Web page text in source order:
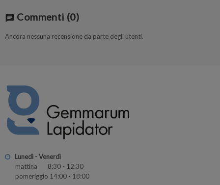
chat Commenti (0)
Ancora nessuna recensione da parte degli utenti.
Lunedì - Venerdì
mattina 8:30 - 12:30
pomeriggio 14:00 - 18:00